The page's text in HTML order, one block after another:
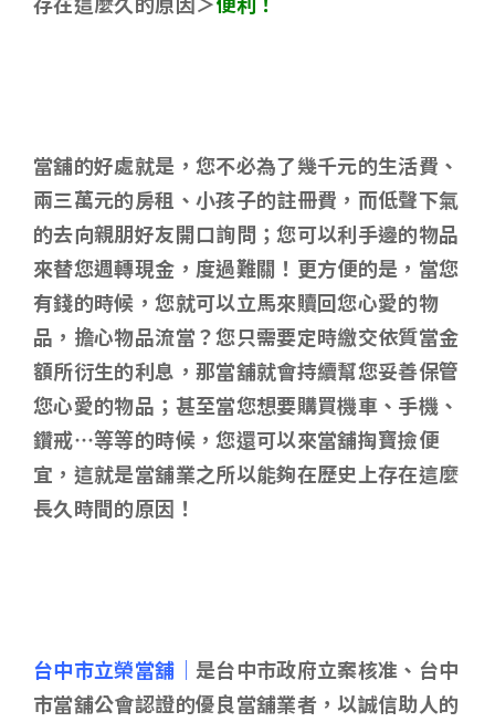
當舖的好處就是，您不必為了幾千元的生活費、
兩三萬元的房租、小孩子的註冊費，而低聲下氣
的去向親朋好友開口詢問；您可以利手邊的物品
來替您週轉現金，度過難關！更方便的是，當您
有錢的時候，您就可以立馬來贖回您心愛的物
品，擔心物品流當？您只需要定時繳交依質當金
額所衍生的利息，那當舖就會持續幫您妥善保管
您心愛的物品；甚至當您想要購買機車、手機、
鑽戒…等等的時候，您還可以來當舖掏寶撿便
宜，這就是當舖業之所以能夠在歷史上存在這麼
長久時間的原因！
台中市立榮當舖｜ 是台中市政府立案核准、台中
市當舖公會認證的優良當舖業者，以誠信助人的